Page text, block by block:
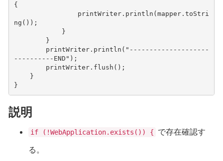
{
printWriter. println ( mapper. toStri
ng ());
}
}
printWriter. println ( "--------------------
----------END" );
printWriter. flush ();
}
}
説明
if (!WebApplication.exists()) {
で存在確認す
る。